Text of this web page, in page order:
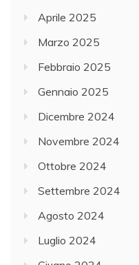
Aprile 2025
Marzo 2025
Febbraio 2025
Gennaio 2025
Dicembre 2024
Novembre 2024
Ottobre 2024
Settembre 2024
Agosto 2024
Luglio 2024